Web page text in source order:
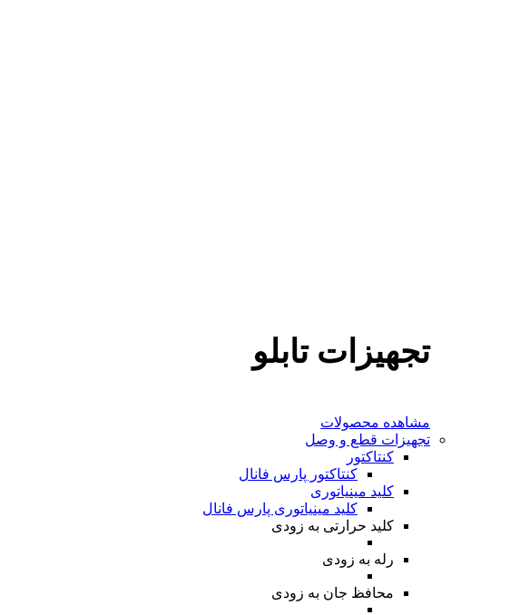
تجهیزات تابلو
مشاهده محصولات
تجهیزات قطع و وصل
کنتاکتور
کنتاکتور پارس فانال
کلید مینیاتوری
کلید مینیاتوری پارس فانال
کلید حرارتی به زودی
رله به زودی
محافظ جان به زودی